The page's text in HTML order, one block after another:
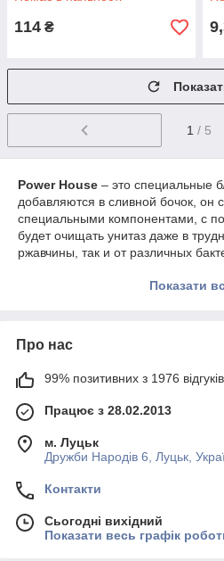
114 ₴
1 / 5
Power House – это специальные
добавляются в сливной бочок, он
специальными компонентами, с
будет очищать унитаз даже в
ржавчины, так и от различных
больше хозяек доверяет таким
минут, и он будет готов к
AGENT MAXпоможет Вам
за унитазом и другими
уничтожает разные бактерии,
себя приятный аромат. Аналогом
является «Доместос», но главным
средства в цене, так как его цена
доступным для всех желающих. Он
для чистки керамических и
Показати
Про нас
99% позитивних з 1976
Працює з 28.02.2013
м. Луцьк
Дружби Народів 6, Луцьк,
Контакти
Сьогодні вихідний
Показати весь графік